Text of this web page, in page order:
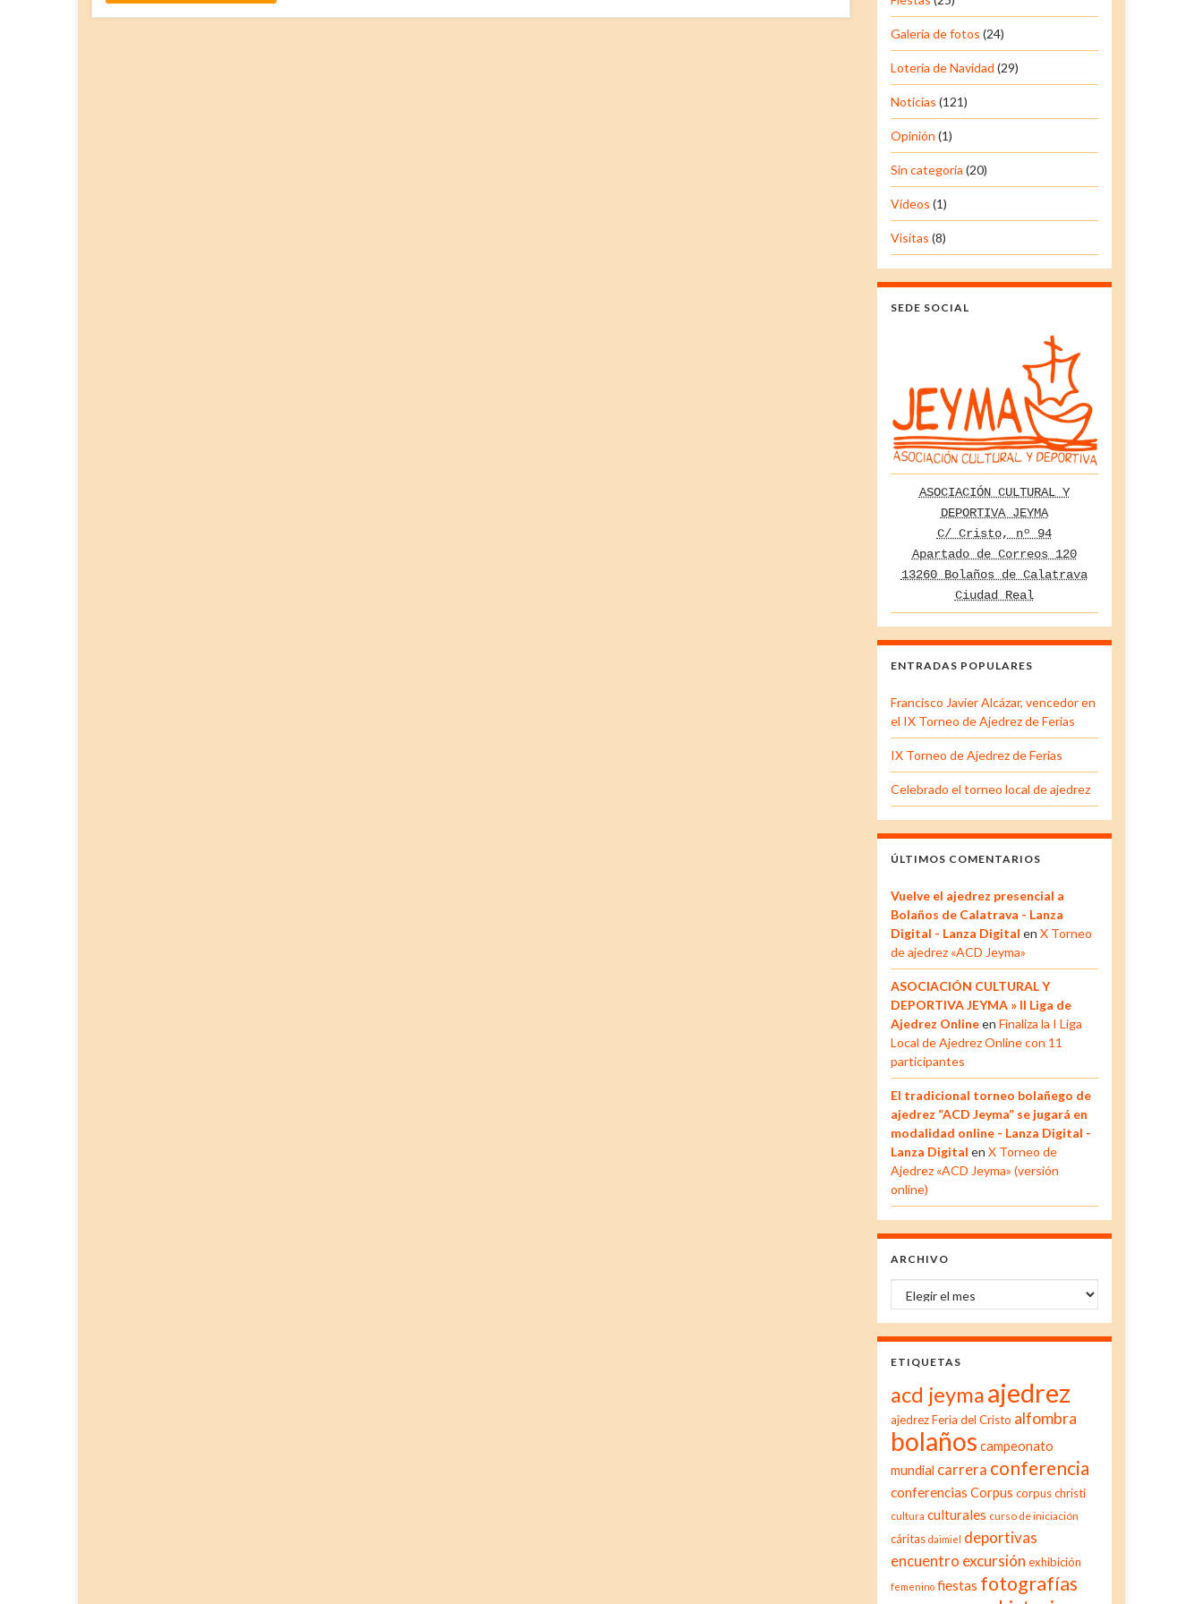
Galería de fotos (24)
Lotería de Navidad (29)
Noticias (121)
Opinión (1)
Sin categoría (20)
Vídeos (1)
Visitas (8)
SEDE SOCIAL
ASOCIACIÓN CULTURAL Y
DEPORTIVA JEYMA
C/ Cristo, nº 94
Apartado de Correos 120
13260 Bolaños de Calatrava
Ciudad Real
ENTRADAS POPULARES
Francisco Javier Alcázar, vencedor en
el IX Torneo de Ajedrez de Ferias
IX Torneo de Ajedrez de Ferias
Celebrado el torneo local de ajedrez
ÚLTIMOS COMENTARIOS
Vuelve el ajedrez presencial a
Bolaños de Calatrava - Lanza
Digital - Lanza Digital en X Torneo
de ajedrez «ACD Jeyma»
ASOCIACIÓN CULTURAL Y
DEPORTIVA JEYMA » II Liga de
Ajedrez Onlineen Finaliza la I Liga
Local de Ajedrez Online con 11
participantes
El tradicional torneo bolañego de
ajedrez “ACD Jeyma” se jugará en
modalidad online - Lanza Digital -
Lanza Digital en X Torneo de
Ajedrez «ACD Jeyma» (versión
online)
ARCHIVO
Archivo
ETIQUETAS
acd jeymaajedrez
ajedrez Feria del Cristo alfombra
bolaños campeonato
mundial carrera conferencia
conferencias Corpus corpus christi
cultura culturales curso de iniciación
cáritas daimiel deportivas
encuentro excursión exhibición
femenino fiestas fotografías